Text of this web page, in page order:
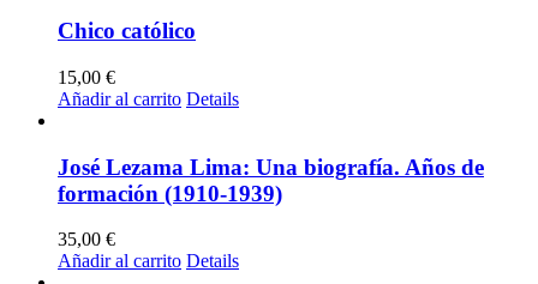
Chico católico
15,00 €
Añadir al carrito Details
José Lezama Lima: Una biografía. Años de
formación (1910-1939)
35,00 €
Añadir al carrito Details